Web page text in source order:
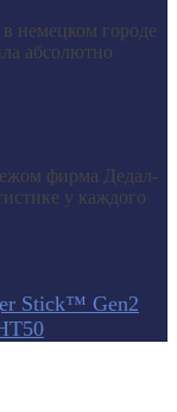
немецком городе
абсолютно
фирма Дедал-
у каждого
Stick™ Gen2